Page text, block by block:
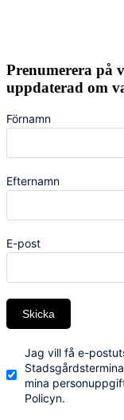
Prenumerera på
uppdaterad om
Förnamn
Efternamn
E-post
Skicka
Jag vill få e-
mina
Policyn.